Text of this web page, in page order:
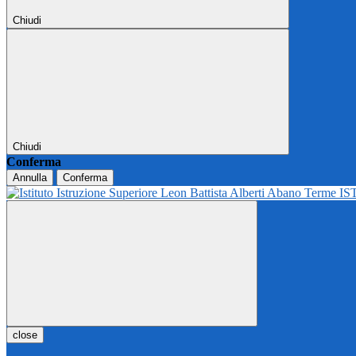
Chiudi
Chiudi
Conferma
Annulla Conferma
close